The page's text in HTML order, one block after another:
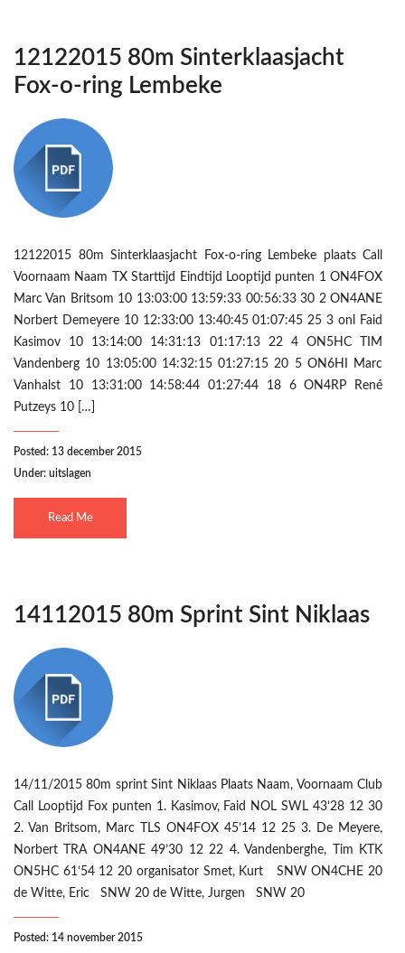
12122015 80m Sinterklaasjacht
Fox-o-ring Lembeke
12122015 80m Sinterklaasjacht Fox-o-ring Lembeke plaats Call
Voornaam Naam TX Starttijd Eindtijd Looptijd punten 1 ON4FOX
Marc Van Britsom 10 13:03:00 13:59:33 00:56:33 30 2 ON4ANE
Norbert Demeyere 10 12:33:00 13:40:45 01:07:45 25 3 onl Faid
Kasimov 10 13:14:00 14:31:13 01:17:13 22 4 ON5HC TIM
Vandenberg 10 13:05:00 14:32:15 01:27:15 20 5 ON6HI Marc
Vanhalst 10 13:31:00 14:58:44 01:27:44 18 6 ON4RP René
Putzeys 10 […]
Posted: 13 december 2015
Under: uitslagen
Read Me
14112015 80m Sprint Sint Niklaas
14/11/2015 80m sprint Sint Niklaas Plaats Naam, Voornaam Club
Call Looptijd Fox punten 1. Kasimov, Faid NOL SWL 43’28 12 30
2. Van Britsom, Marc TLS ON4FOX 45’14 12 25 3. De Meyere,
Norbert TRA ON4ANE 49’30 12 22 4. Vandenberghe, Tim KTK
ON5HC 61’54 12 20 organisator Smet, Kurt SNW ON4CHE 20
de Witte, Eric SNW 20 de Witte, Jurgen SNW 20
Posted: 14 november 2015